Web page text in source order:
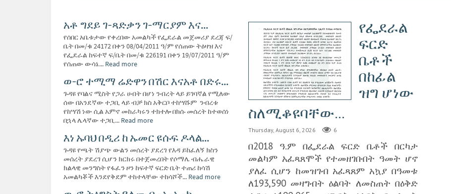
አቶ ግደይ ገ-ጻድቃን ገ-ማርያም እና...
የሰበር አቤቱታው የቀረበው አመልካች የፌደራል መጀመሪያ ደረጃ ፍ/
ቤት በመ/ቁ 24172 በቀን 08/04/2011 ዓ/ም የሰጠው ትዕዛዝ እና
የፌደራል ከፍተኛ ፍ/ቤት በመ/ቁ 226191 በቀን 19/07/2011 ዓ/ም
የሰጠው ውሳኔ... Read more
ወ-ሮ ተሚማ ሬድዋን በሽር እናአቶ በድሩ...
ጉዳዩ የባልና ሚስት የጋራ ሀብት በሆነ ንብረት ላይ ይገባኛል የሚለው
ሰው በአንደኛው ተጋቢ ላይ ብቻ ክስ አቅርቦ ተከሣሹም ንብረቱ
የከሣሽ ነው ሲል አምኖ መከራካሩን ተክተሎ በክሱ መሰረት ከተወሰነ
በኋላ ሌላኛው ተጋቢ... Read more
እነ ኡባህ በዲሪ ከ ኡመር ዩሱፍ ዶላል...
ጉዳዩ የጫት ሽያጭ ውልን መሰረት ያደረገ የእዳ ይከፈለኝ ክስን
መሰረት ያደረገ ሲሆን ክርክሩ በተጀመረበት የሶማሌ ብሔራዊ
ክልላዊ መንግስት የፋፈን ዞን ከፍተኛ ፍርድ ቤት ተጠሪ ከሳሽ
አመልካቾች እንደየቅደም ተከተላቸው ተከሳሾች... Read more
የፌደራል
ፍርድ
ቤቶች
በከፊል
ዝግ ሆነው
ስለሚቆዩባቸው...
Thursday, August 6, 2026 6
በ2018 ዓ.ም በፌደራል ፍርድ ቤቶች በርካታ
መልካም አፈጻጸሞች የተመዘገቡበት ዓመት ሆኖ
ያለፈ ሲሆን ከመዝገብ አፈጻጸም አኳያ በዓመቱ
ለ193,590 መዛግብት ዕልባት ለመስጠት በዕቅድ